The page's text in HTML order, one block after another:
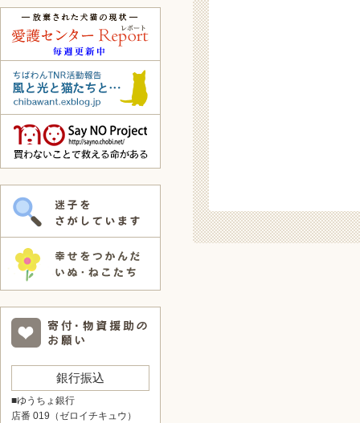
銀行振込
■ゆうちょ銀行
店番 019（ゼロイチキュウ）